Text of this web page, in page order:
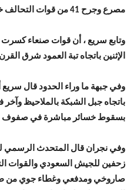
مصرع وجرح 41 من قوات التحالف خلال هذا الزحف.
وتابع سريع ، أن قوات صنعاء
الإثنين باتجاه تبة العمود شرق
وفي جبهة ما وراء الحدود قال
باتجاه جبل الشبكة بالملاحيظ وآخر
بسقوط خسائر مباشرة في صفوف
وفي نجران قال المتحدث الرسمي
زحفين للجيش السعودي والقوات
صاروخي ومدفعي وغطاء جوي من